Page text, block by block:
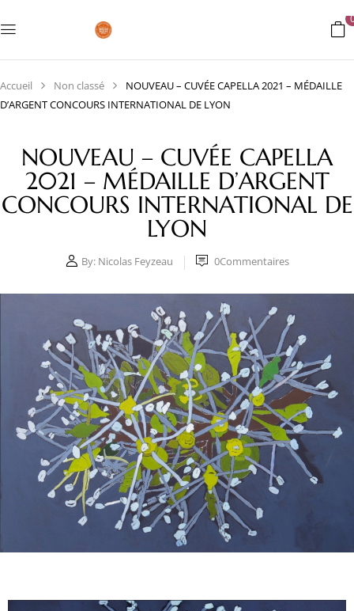
Accueil Non classé
NOUVEAU – CUVÉE CAPELLA 2021 – MÉDAILLE
D’ARGENT CONCOURS INTERNATIONAL DE LYON
NOUVEAU – CUVÉE CAPELLA
2021 – MÉDAILLE D’ARGENT
CONCOURS INTERNATIONAL DE
LYON
By: Nicolas Feyzeau 0Commentaires